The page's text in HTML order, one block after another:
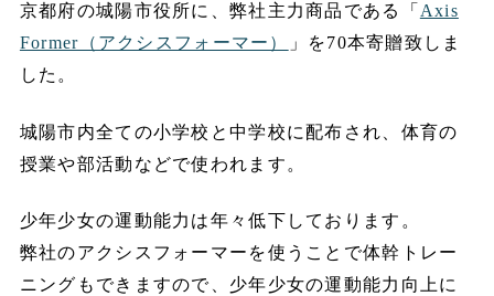
京都府の城陽市役所に、弊社主力商品である「 Axis
Former（アクシスフォーマー）
」を70本寄贈致しま
した。
城陽市内全ての小学校と中学校に配布され、体育の
授業や部活動などで使われます。
少年少女の運動能力は年々低下しております。
弊社のアクシスフォーマーを使うことで体幹トレー
ニングもできますので、少年少女の運動能力向上に